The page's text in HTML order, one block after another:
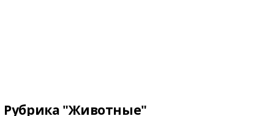
Рубрика "Животные"